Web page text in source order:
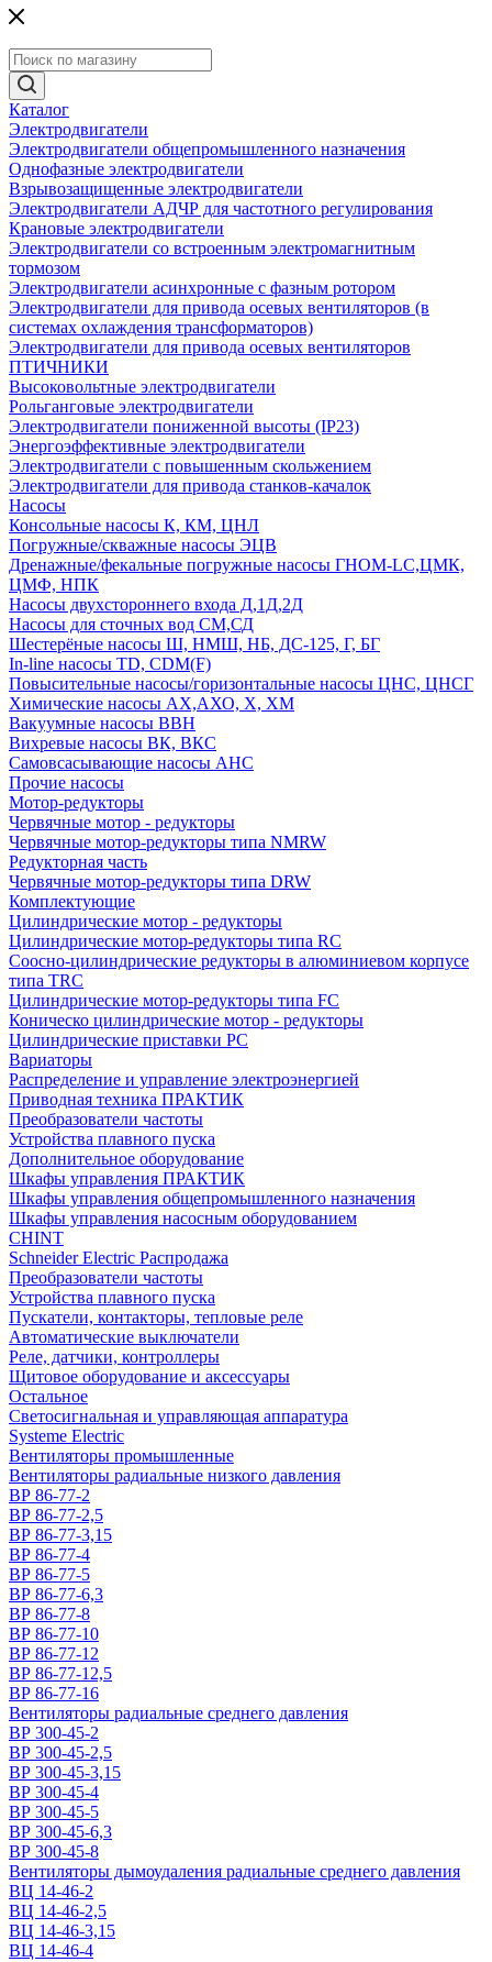
Каталог
Электродвигатели
Электродвигатели общепромышленного назначения
Однофазные электродвигатели
Взрывозащищенные электродвигатели
Электродвигатели АДЧР для частотного регулирования
Крановые электродвигатели
Электродвигатели со встроенным электромагнитным
тормозом
Электродвигатели асинхронные с фазным ротором
Электродвигатели для привода осевых вентиляторов (в
системах охлаждения трансформаторов)
Электродвигатели для привода осевых вентиляторов
ПТИЧНИКИ
Высоковольтные электродвигатели
Рольганговые электродвигатели
Электродвигатели пониженной высоты (IP23)
Энергоэффективные электродвигатели
Электродвигатели с повышенным скольжением
Электродвигатели для привода станков-качалок
Насосы
Консольные насосы К, КМ, ЦНЛ
Погружные/скважные насосы ЭЦВ
Дренажные/фекальные погружные насосы ГНОМ-LC,ЦМК,
ЦМФ, НПК
Насосы двухстороннего входа Д,1Д,2Д
Насосы для сточных вод СМ,СД
Шестерёные насосы Ш, НМШ, НБ, ДС-125, Г, БГ
In-line насосы TD, CDM(F)
Повысительные насосы/горизонтальные насосы ЦНС, ЦНСГ
Химические насосы АХ,АХО, Х, ХМ
Вакуумные насосы ВВН
Вихревые насосы ВК, ВКС
Самовсасывающие насосы АНС
Прочие насосы
Мотор-редукторы
Червячные мотор - редукторы
Червячные мотор-редукторы типа NMRW
Редукторная часть
Червячные мотор-редукторы типа DRW
Комплектующие
Цилиндрические мотор - редукторы
Цилиндрические мотор-редукторы типа RC
Соосно-цилиндрические редукторы в алюминиевом корпусе
типа TRC
Цилиндрические мотор-редукторы типа FC
Коническо цилиндрические мотор - редукторы
Цилиндрические приставки PC
Вариаторы
Распределение и управление электроэнергией
Приводная техника ПРАКТИК
Преобразователи частоты
Устройства плавного пуска
Дополнительное оборудование
Шкафы управления ПРАКТИК
Шкафы управления общепромышленного назначения
Шкафы управления насосным оборудованием
CHINT
Schneider Electric Распродажа
Преобразователи частоты
Устройства плавного пуска
Пускатели, контакторы, тепловые реле
Автоматические выключатели
Реле, датчики, контроллеры
Щитовое оборудование и аксессуары
Остальное
Светосигнальная и управляющая аппаратура
Systeme Electric
Вентиляторы промышленные
Вентиляторы радиальные низкого давления
ВР 86-77-2
ВР 86-77-2,5
ВР 86-77-3,15
ВР 86-77-4
ВР 86-77-5
ВР 86-77-6,3
ВР 86-77-8
ВР 86-77-10
ВР 86-77-12
ВР 86-77-12,5
ВР 86-77-16
Вентиляторы радиальные среднего давления
ВР 300-45-2
ВР 300-45-2,5
ВР 300-45-3,15
ВР 300-45-4
ВР 300-45-5
ВР 300-45-6,3
ВР 300-45-8
Вентиляторы дымоудаления радиальные среднего давления
ВЦ 14-46-2
ВЦ 14-46-2,5
ВЦ 14-46-3,15
ВЦ 14-46-4